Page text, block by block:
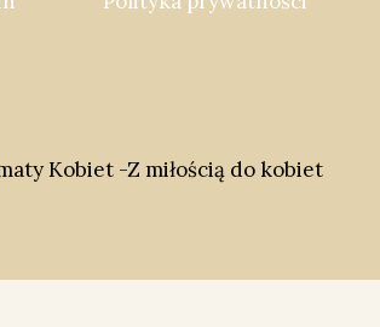
Kobiet -Z miłością do kobiet